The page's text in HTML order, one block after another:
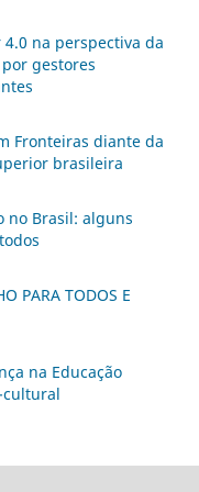
na perspectiva da
gestores
Fronteiras diante da
brasileira
no Brasil: alguns
PARA TODOS E
na Educação